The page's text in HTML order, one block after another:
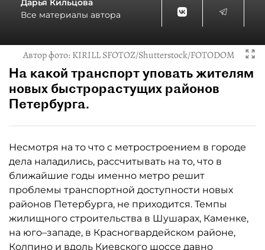
Дарья Кильцова
Все материалы автора
Автор фото:KIRILL SFOTOZ/Shutterstock/FOTODOM
На какой транспорт уповать жителям
новых быстрорастущих районов
Петербурга.
Несмотря на то что с метростроением в городе
дела наладились, рассчитывать на то, что в
ближайшие годы именно метро решит
проблемы транспортной доступности новых
районов Петербурга, не приходится. Темпы
жилищного строительства в Шушарах, Каменке,
на юго–западе, в Красногвардейском районе,
Колпино и вдоль Киевского шоссе давно